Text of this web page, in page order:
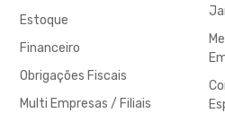
Estoque
Financeiro
Obrigações Fiscais
Multi Empresas / Filiais